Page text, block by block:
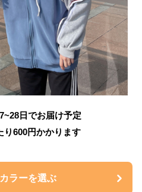
日でお届け予定
り600円かかります
ラーを選ぶ